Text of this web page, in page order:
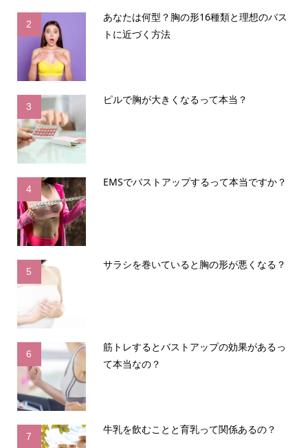
2
あなたは何型？胸の形16種類と理想のバス
トに近づく方法
3
ピルで胸が大きくなるって本当？
4
EMSでバストアップするって本当ですか？
5
サラシを巻いていると胸の形が悪くなる？
6
筋トレするとバストアップの効果があるっ
て本当なの？
7
牛乳を飲むことと育乳って関係あるの？